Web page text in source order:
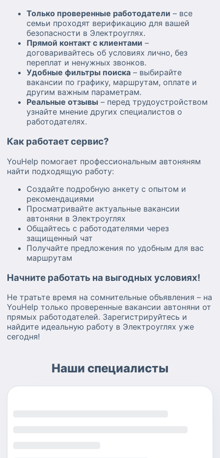
Только проверенные работодатели – все
семьи проходят верификацию для вашей
безопасности в Электроуглях.
Прямой контакт с клиентами –
договаривайтесь об условиях лично, без
переплат и ненужных звонков.
Удобные фильтры поиска – выбирайте
вакансии по графику, маршрутам, оплате и
другим важным параметрам.
Реальные отзывы – перед трудоустройством
узнайте мнение других специалистов о
работодателях.
Как работает сервис?
YouHelp помогает профессиональным автоняням
найти подходящую работу:
Создайте подробную анкету с опытом и
рекомендациями
Просматривайте актуальные вакансии
автоняни в Электроуглях
Общайтесь с работодателями через
защищенный чат
Получайте предложения по удобным для вас
маршрутам
Начните работать на выгодных условиях!
Не тратьте время на сомнительные объявления – на
YouHelp только проверенные вакансии автоняни от
прямых работодателей. Зарегистрируйтесь и
найдите идеальную работу в Электроуглях уже
сегодня!
Наши специалисты